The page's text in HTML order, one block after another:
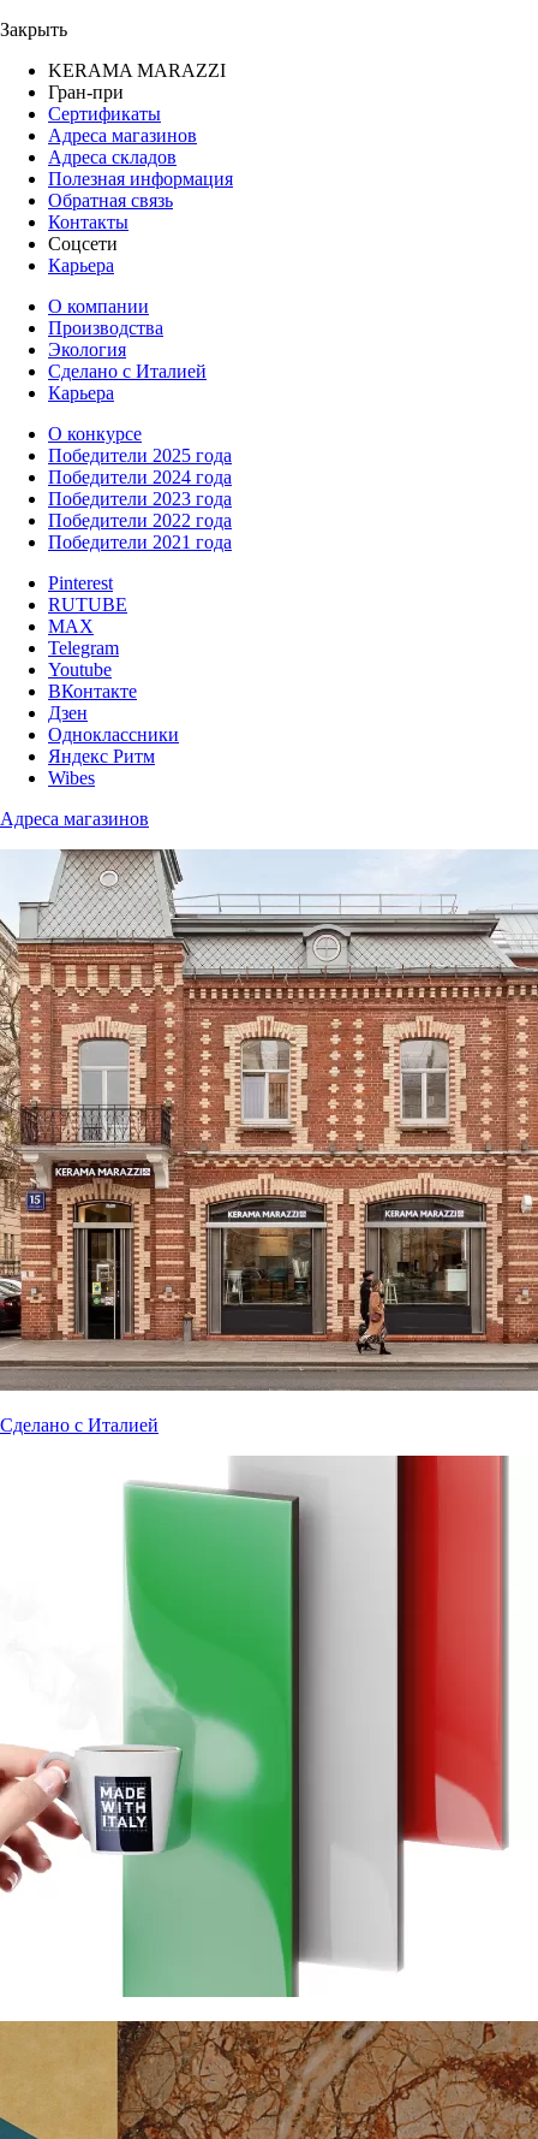
Закрыть
KERAMA MARAZZI
Гран-при
Сертификаты
Адреса магазинов
Адреса складов
Полезная информация
Обратная связь
Контакты
Соцсети
Карьера
О компании
Производства
Экология
Сделано с Италией
Карьера
О конкурсе
Победители 2025 года
Победители 2024 года
Победители 2023 года
Победители 2022 года
Победители 2021 года
Pinterest
RUTUBE
MAX
Telegram
Youtube
ВКонтакте
Дзен
Одноклассники
Яндекс Ритм
Wibes
Адреса магазинов
Сделано с Италией